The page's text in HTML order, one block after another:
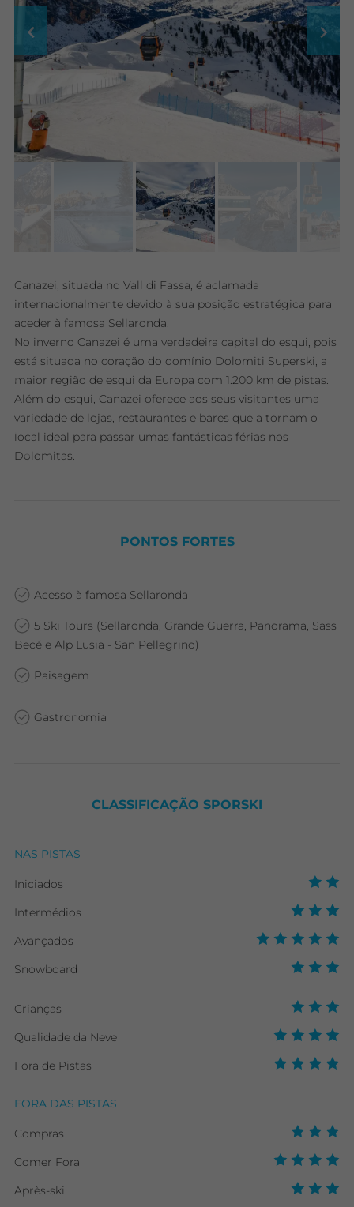
Canazei, situada no Vall di Fassa, é aclamada
internacionalmente devido à sua posição estratégica para
aceder à famosa Sellaronda.
No inverno Canazei é uma verdadeira capital do esqui, pois
está situada no coração do domínio Dolomiti Superski, a
maior região de esqui da Europa com 1.200 km de pistas.
Além do esqui, Canazei oferece aos seus visitantes uma
variedade de lojas, restaurantes e bares que a tornam o
local ideal para passar umas fantásticas férias nos
Dolomitas.
PONTOS FORTES
Acesso à famosa Sellaronda
5 Ski Tours (Sellaronda, Grande Guerra, Panorama, Sass
Becé e Alp Lusia - San Pellegrino)
Paisagem
Gastronomia
CLASSIFICAÇÃO SPORSKI
NAS PISTAS
Iniciados
Intermédios
Avançados
Snowboard
Crianças
Qualidade da Neve
Fora de Pistas
FORA DAS PISTAS
Compras
Comer Fora
Après-ski